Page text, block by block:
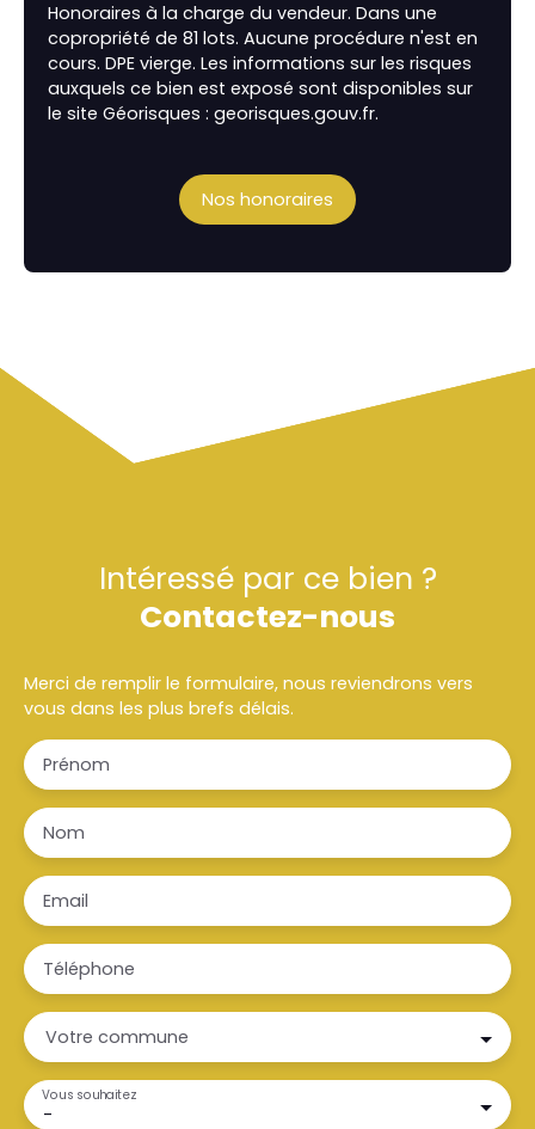
Honoraires à la charge du vendeur. Dans une
copropriété de 81 lots. Aucune procédure n'est en
cours. DPE vierge. Les informations sur les risques
auxquels ce bien est exposé sont disponibles sur
le site Géorisques : georisques.gouv.fr.
Nos honoraires
Intéressé par ce bien ?
Contactez-nous
Merci de remplir le formulaire, nous reviendrons vers
vous dans les plus brefs délais.
Prénom
Nom
Email
Téléphone
Votre commune
-
Vous souhaitez